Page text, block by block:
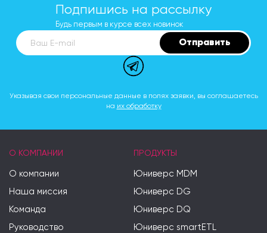
Подпишись на рассылку
Будь первым в курсе всех новинок
Ваш E-mail Отправить
Указывая свои персональные данные в полях заявки, вы соглашаетесь
на их обработку
О КОМПАНИИ
О компании
Наша миссия
Команда
Руководство
ПРОДУКТЫ
Юниверс MDM
Юниверс DG
Юниверс DQ
Юниверс smartETL